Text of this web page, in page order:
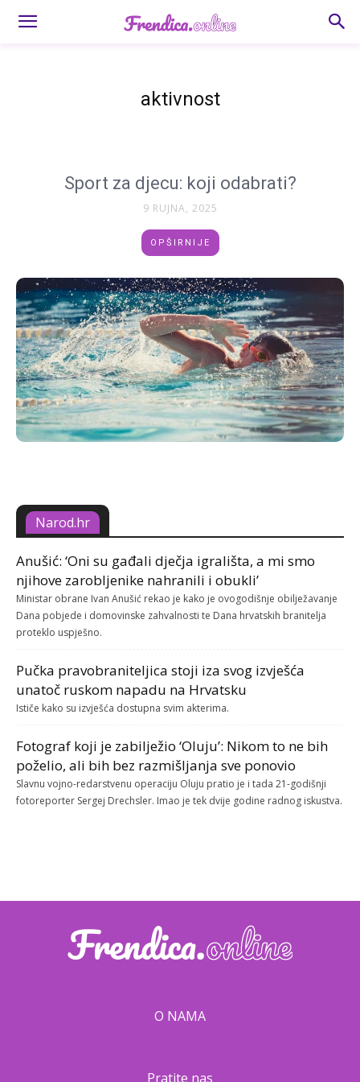
aktivnost
Sport za djecu: koji odabrati?
9 RUJNA, 2025
OPŠIRNIJE
Narod.hr
Anušić: ‘Oni su gađali dječja igrališta, a mi smo
njihove zarobljenike nahranili i obukli’
Ministar obrane Ivan Anušić rekao je kako je ovogodišnje obilježavanje
Dana pobjede i domovinske zahvalnosti te Dana hrvatskih branitelja
proteklo uspješno.
Pučka pravobraniteljica stoji iza svog izvješća
unatoč ruskom napadu na Hrvatsku
Ističe kako su izvješća dostupna svim akterima.
Fotograf koji je zabilježio ‘Oluju’: Nikom to ne bih
poželio, ali bih bez razmišljanja sve ponovio
Slavnu vojno-redarstvenu operaciju Oluju pratio je i tada 21-godišnji
fotoreporter Sergej Drechsler. Imao je tek dvije godine radnog iskustva.
O NAMA
Pratite nas